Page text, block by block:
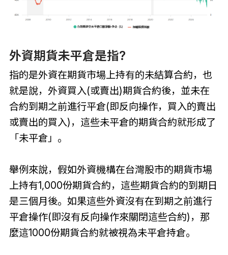
外資期貨未平倉是指?
指的是外資在期貨市場上持有的未結算合約，也
就是說，外資買入(或賣出)期貨合約後，並未在
合約到期之前進行平倉(即反向操作，買入的賣出
或賣出的買入)，這些未平倉的期貨合約就形成了
「未平倉」。
舉例來說，假如外資機構在台灣股市的期貨市場
上持有1,000份期貨合約，這些期貨合約的到期日
是三個月後。如果這些外資沒有在到期之前進行
平倉操作(即沒有反向操作來關閉這些合約)，那
麼這1000份期貨合約就被視為未平倉持倉。